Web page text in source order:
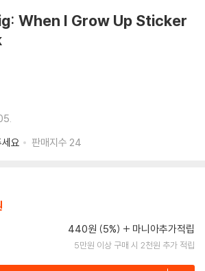
When I Grow Up Sticker
요
판매지수 24
440원 (5%) 마니아추가적립
5만원 이상 구매 시 2천원 추가 적립